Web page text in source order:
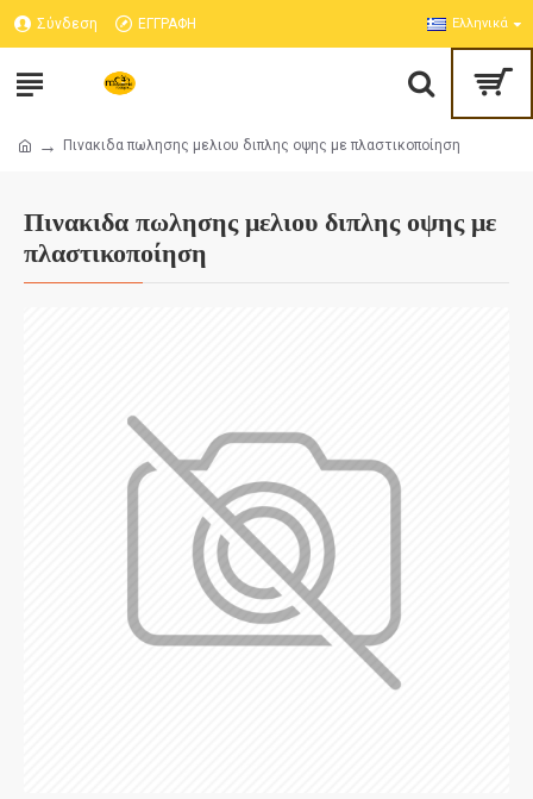
Σύνδεση ΕΓΓΡΑΦΗ Ελληνικά
Πινακιδα πωλησης μελιου διπλης οψης με πλαστικοποίηση
Πινακιδα πωλησης μελιου διπλης οψης με
πλαστικοποίηση